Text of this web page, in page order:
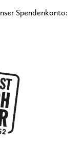
Spendenkonto: